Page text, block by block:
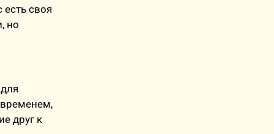
своя
но
временем,
друг к